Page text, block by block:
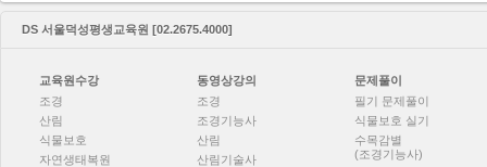
DS 서울덕성평생교육원 [02.2675.4000]
교육원수강
조경
산림
식물보호
자연생태복원
동영상강의
조경
조경기능사
산림
산림기술사
문제풀이
필기 문제풀이
식물보호 실기
수목감별
(조경기능사)